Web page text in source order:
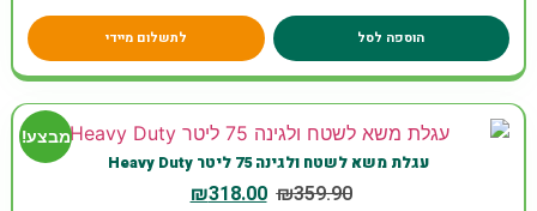
הוספה לסל לתשלום מיידי
מבצע!
עגלת משא לשטח ולגינה 75 ליטר Heavy Duty
₪359.90
₪318.00